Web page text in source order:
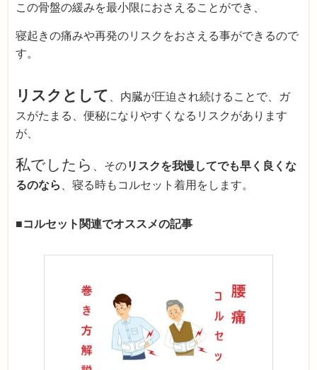
この骨盤の緩みを最小限におさえることができ、
寝起きの痛みや再発のリスクをおさえる事ができるので
す。
リスクとして
、内臓が圧迫され続けることで、ガ
スがたまる、便秘になりやすくなるリスクがあります
が、
私でしたら 、そのリスクを我慢してでも早く良くな
るのなら
、寝る時もコルセット着用をします。
■コルセット関連でオススメの記事